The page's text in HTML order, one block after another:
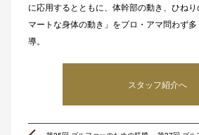
に応用するとともに、体幹部の動き、ひね
マートな身体の動き」をプロ・アマ問わず
導。
スタッフ紹介へ